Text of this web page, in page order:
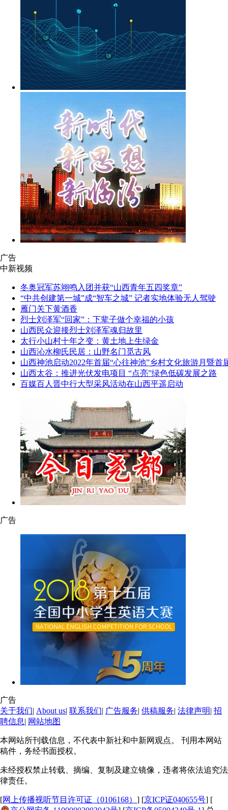
广告
中新视频
冬奥冠军苏翊鸣入团并获“山西青年五四奖章”
“中共创建第一城”成“智车之城” 记者实地体验无人驾驶
雁门关下黄酒香
烈士刘泽军“回家”：下辈子做个幸福的小孩
山西民众迎接烈士刘泽军魂归故里
太行小山村十年之变：黄土地上生绿金
山西沁水柳氏民居：山野名门觅古风
山西神池启动2022年首届“心往神池”乡村文化旅游月暨首
山西太谷：推进光伏发电项目 “点亮”绿色低碳发展之路
百媒百人晋中行大型采风活动在山西平遥启动
广告
广告
关于我们| About us| 联系我们| 广告服务| 供稿服务| 法律声明| 招
聘信息| 网站地图
本网站所刊载信息，不代表中新社和中新网观点。 刊用本网站
稿件，务经书面授权。
未经授权禁止转载、摘编、复制及建立镜像，违者将依法追究法
律责任。
[网上传播视听节目许可证（0106168） ] [京ICP证040655号] [